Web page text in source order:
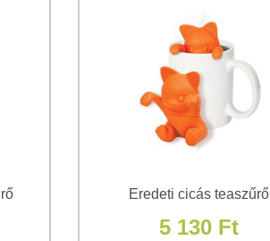
Eredeti cicás teaszűrő
5 130 Ft